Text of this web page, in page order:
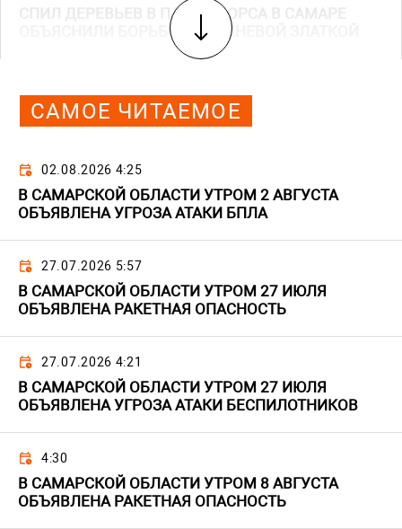
СПИЛ ДЕРЕВЬЕВ В ПАРКЕ ЩОРСА В САМАРЕ
ОБЪЯСНИЛИ БОРЬБОЙ С ЯСЕНЕВОЙ ЗЛАТКОЙ
САМОЕ ЧИТАЕМОЕ
02.08.2026 4:25
В САМАРСКОЙ ОБЛАСТИ УТРОМ 2 АВГУСТА
ОБЪЯВЛЕНА УГРОЗА АТАКИ БПЛА
27.07.2026 5:57
В САМАРСКОЙ ОБЛАСТИ УТРОМ 27 ИЮЛЯ
ОБЪЯВЛЕНА РАКЕТНАЯ ОПАСНОСТЬ
27.07.2026 4:21
В САМАРСКОЙ ОБЛАСТИ УТРОМ 27 ИЮЛЯ
ОБЪЯВЛЕНА УГРОЗА АТАКИ БЕСПИЛОТНИКОВ
4:30
В САМАРСКОЙ ОБЛАСТИ УТРОМ 8 АВГУСТА
ОБЪЯВЛЕНА РАКЕТНАЯ ОПАСНОСТЬ